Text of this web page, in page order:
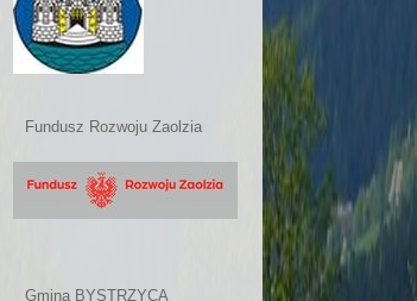
Fundusz Rozwoju Zaolzia
Gmina BYSTRZYCA